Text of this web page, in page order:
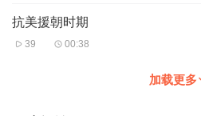
抗美援朝时期
39 00:38
加载更多